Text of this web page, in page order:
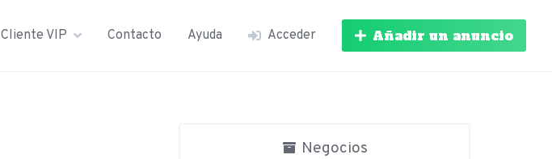
Cliente VIP Contacto Ayuda Acceder Añadir un anuncio
Negocios